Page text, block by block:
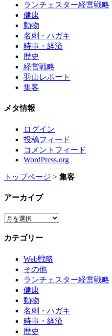
ランチェスター経営戦略
健康
動物
名刺・ハガキ
時事・経済
歴史
経営戦略
羽山レポート
集客
メタ情報
ログイン
投稿フィード
コメントフィード
WordPress.org
トップページ > 集客
アーカイブ
ア
カ
カテゴリー
Web戦略
その他
ランチェスター経営戦略
健康
動物
名刺・ハガキ
時事・経済
歴史